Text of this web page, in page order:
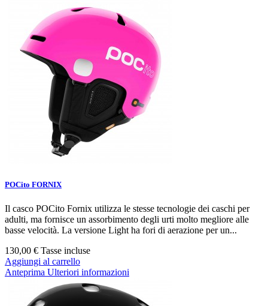
POCito FORNIX
Il casco POCito Fornix utilizza le stesse tecnologie dei caschi per
adulti, ma fornisce un assorbimento degli urti molto megliore alle
basse velocità. La versione Light ha fori di aerazione per un...
130,00 € Tasse incluse
Aggiungi al carrello
Anteprima Ulteriori informazioni